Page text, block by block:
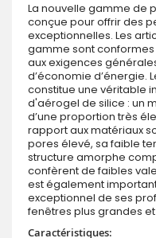
La nouvelle gamme de
conçue pour offrir des
exceptionnelles. Les
gamme sont conformes
aux exigences
d’économie d’énergie.
constitue une véritable
d'aérogel de silice : un
d’une proportion très
rapport aux matériaux
pores élevé, sa faible
structure amorphe
confèrent de faibles
est également
exceptionnel de ses
fenêtres plus grandes
Caractéristiques: